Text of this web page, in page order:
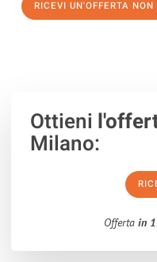
RICEVI UN'OFFERTA
Ottieni
Milano:
Offerta in